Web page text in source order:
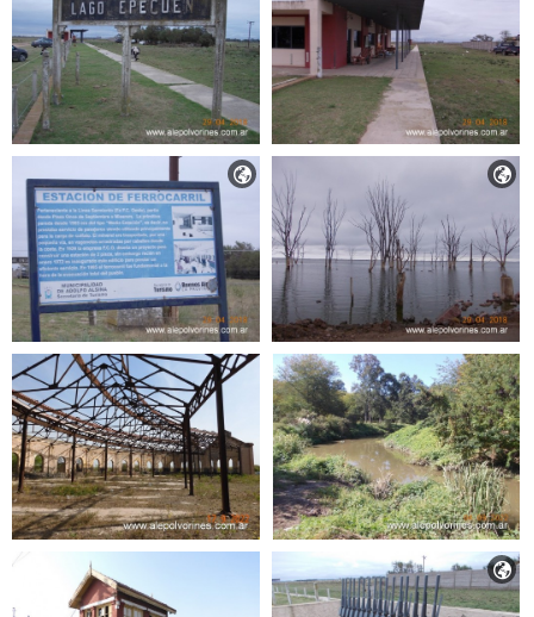
 
